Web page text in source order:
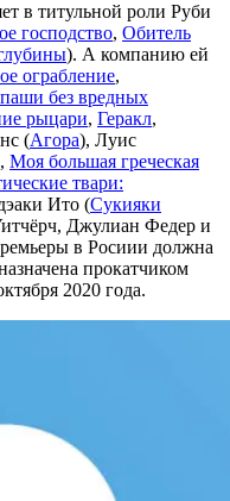
в титульной роли Руби
господство, Обитель
). А компанию ей
ограбление,
без вредных
рыцари, Геракл,
(Агора), Луис
, Моя большая греческая
твари:
Ито (Сукияки
Джулиан Федер и
в Росиии должна
прокатчиком
2020 года.